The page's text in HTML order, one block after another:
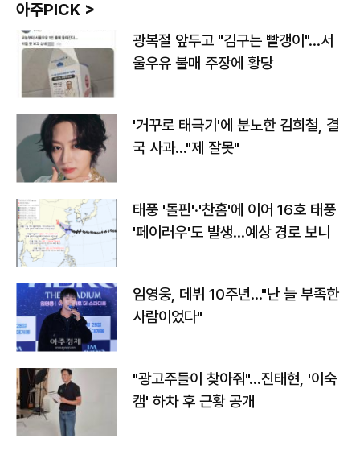
아주PICK >
광복절 앞두고 "김구는 빨갱이"…서
울우유 불매 주장에 황당
'거꾸로 태극기'에 분노한 김희철, 결
국 사과…"제 잘못"
태풍 '돌핀'·'찬홈'에 이어 16호 태풍
'페이러우'도 발생…예상 경로 보니
임영웅, 데뷔 10주년…"난 늘 부족한
사람이었다"
"광고주들이 찾아줘"…진태현, '이숙
캠' 하차 후 근황 공개